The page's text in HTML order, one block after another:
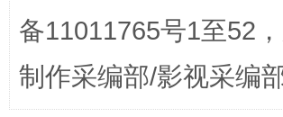
备11011765号1至52
制作采编部/影视采编